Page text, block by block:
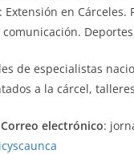
en Cárceles.
de especialistas
a la cárcel,
Correo electrónico: